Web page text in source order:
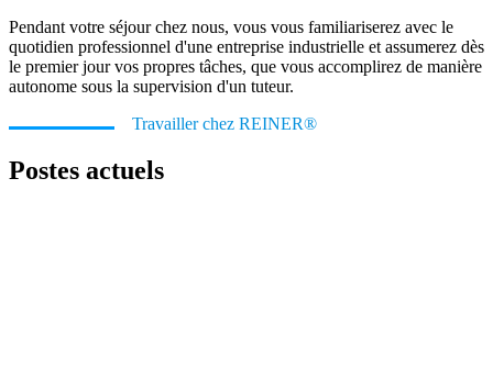
Pendant votre séjour chez nous, vous vous familiariserez avec le
quotidien professionnel d'une entreprise industrielle et assumerez dès
le premier jour vos propres tâches, que vous accomplirez de manière
autonome sous la supervision d'un tuteur.
Travailler chez REINER®
Postes actuels